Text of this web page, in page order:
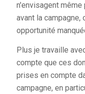
n'envisagent
avant la campagne,
opportunité
Plus je travaille
compte que ces
prises en compte
campagne, en